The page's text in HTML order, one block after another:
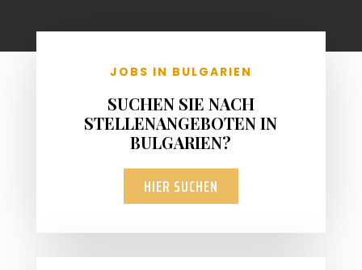
JOBS IN BULGARIEN
SUCHEN SIE NACH
STELLENANGEBOTEN IN
BULGARIEN?
HIER SUCHEN